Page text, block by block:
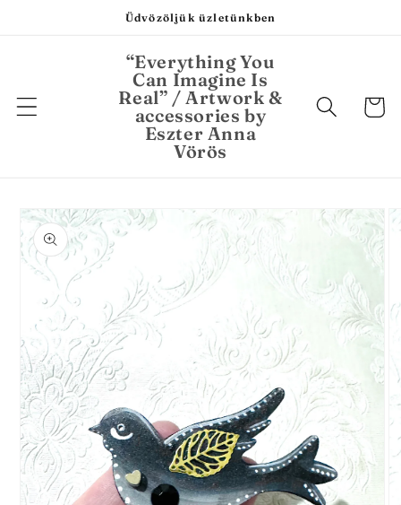
Üdvözöljük üzletünkben
“Everything You
Can Imagine Is
Real” / Artwork &
accessories by
Eszter Anna
Vörös
Kosár
Kihagyás, és
ugrás a
termékadatokra